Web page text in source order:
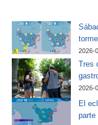
2026-
Tres
2026-
El
parte